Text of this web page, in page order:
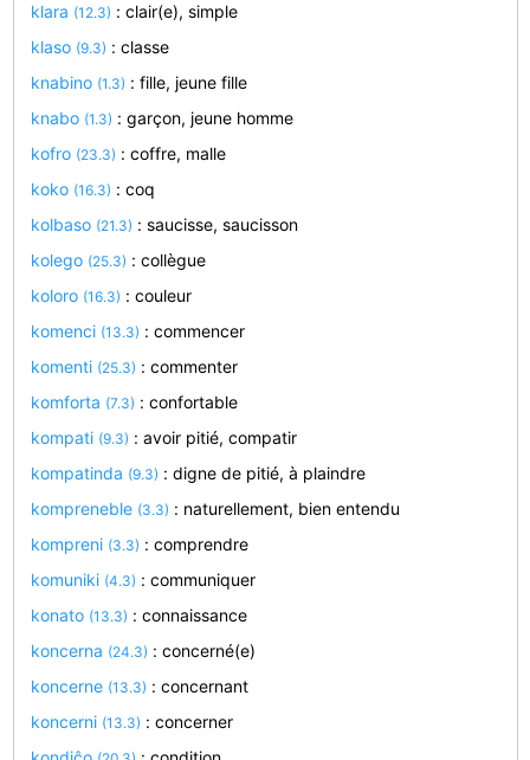
klara (12.3) : clair(e), simple
klaso (9.3) : classe
knabino (1.3) : fille, jeune fille
knabo (1.3) : garçon, jeune homme
kofro (23.3) : coffre, malle
koko (16.3) : coq
kolbaso (21.3) : saucisse, saucisson
kolego (25.3) : collègue
koloro (16.3) : couleur
komenci (13.3) : commencer
komenti (25.3) : commenter
komforta (7.3) : confortable
kompati (9.3) : avoir pitié, compatir
kompatinda (9.3) : digne de pitié, à plaindre
kompreneble (3.3) : naturellement, bien entendu
kompreni (3.3) : comprendre
komuniki (4.3) : communiquer
konato (13.3) : connaissance
koncerna (24.3) : concerné(e)
koncerne (13.3) : concernant
koncerni (13.3) : concerner